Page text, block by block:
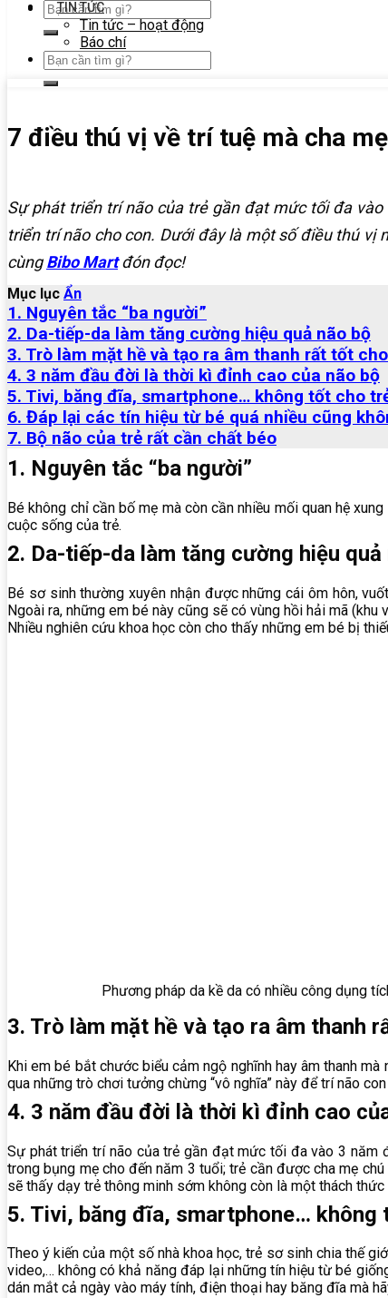
TIN TỨC
Tin tức – hoạt động
Báo chí
7 điều thú vị về trí tuệ mà cha
Sự phát triển trí não của trẻ gần đạt mức tối đa
triển trí não cho con. Dưới đây là một số điều thú vị
cùngBibo Martđón đọc!
Mục lục Ẩn
1. Nguyên tắc “ba người”
2. Da-tiếp-da làm tăng cường hiệu quả não bộ
3. Trò làm mặt hề và tạo ra âm thanh rất tốt
4. 3 năm đầu đời là thời kì đỉnh cao của não bộ
5. Tivi, băng đĩa, smartphone… không tốt cho
6. Đáp lại các tín hiệu từ bé quá nhiều cũng
7. Bộ não của trẻ rất cần chất béo
1. Nguyên tắc “ba người”
Bé không chỉ cần bố mẹ mà còn cần nhiều mối quan hệ
cuộc sống của trẻ.
2. Da-tiếp-da làm tăng cường hiệu quả
Bé sơ sinh thường xuyên nhận được những cái ôm hôn,
Ngoài ra, những em bé này cũng sẽ có vùng hồi hải mã
Nhiều nghiên cứu khoa học còn cho thấy những em bé bị
Phương pháp da kề da có nhiều công dụng
3. Trò làm mặt hề và tạo ra âm thanh
Khi em bé bắt chước biểu cảm ngộ nghĩnh hay âm thanh
qua những trò chơi tưởng chừng “vô nghĩa” này để trí não
4. 3 năm đầu đời là thời kì đỉnh cao
Sự phát triển trí não của trẻ gần đạt mức tối đa vào 3
trong bụng mẹ cho đến năm 3 tuổi; trẻ cần được cha mẹ
sẽ thấy dạy trẻ thông minh sớm không còn là một thách thức
5. Tivi, băng đĩa, smartphone… không
Theo ý kiến của một số nhà khoa học, trẻ sơ sinh chia thế
video,… không có khả năng đáp lại những tín hiệu từ bé
dán mắt cả ngày vào máy tính, điện thoại hay băng đĩa mà